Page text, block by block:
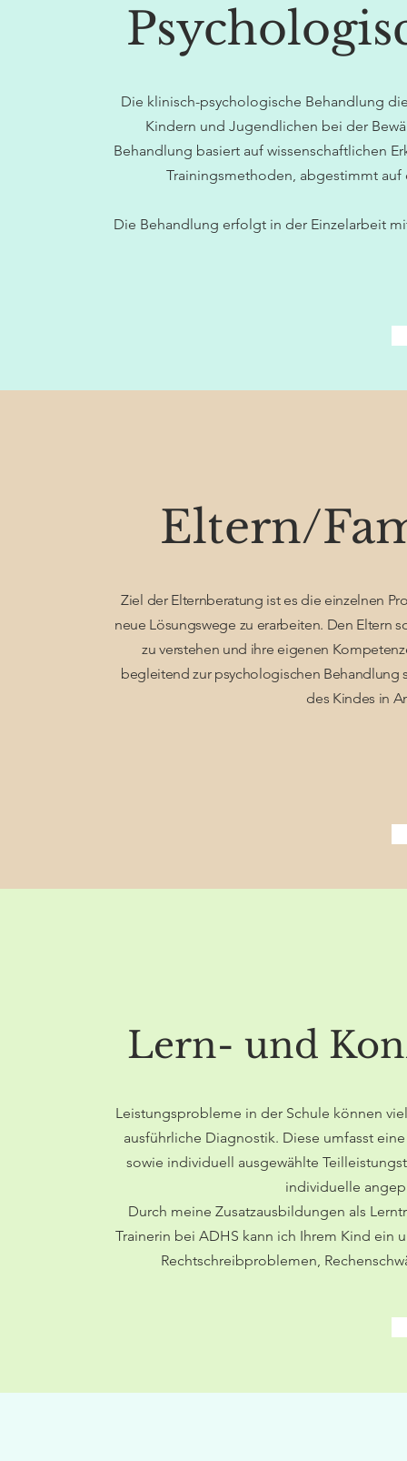
Die klinisch-psychologische Behandlung
Kindern und Jugendlichen bei der
Behandlung basiert auf wissenschaftlichen
Trainingsmethoden, abgestimmt
Die Behandlung erfolgt in der Einzelarbeit
Eltern/
Ziel der Elternberatung ist es die einzelnen
neue Lösungswege zu erarbeiten. Den Eltern
zu verstehen und ihre eigenen
begleitend zur psychologischen Behandlung
des Kindes in
Lern- und
Leistungsprobleme in der Schule können
ausführliche Diagnostik. Diese umfasst
sowie individuell ausgewählte
individuelle
Durch meine Zusatzausbildungen als
Trainerin bei ADHS kann ich Ihrem Kind ein
Rechtschreibproblemen,